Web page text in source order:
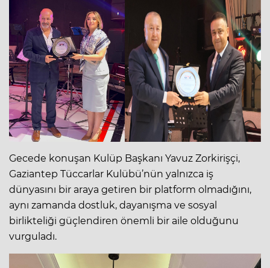
Gecede konuşan Kulüp Başkanı Yavuz Zorkirişçi,
Gaziantep Tüccarlar Kulübü’nün yalnızca iş
dünyasını bir araya getiren bir platform olmadığını,
aynı zamanda dostluk, dayanışma ve sosyal
birlikteliği güçlendiren önemli bir aile olduğunu
vurguladı.